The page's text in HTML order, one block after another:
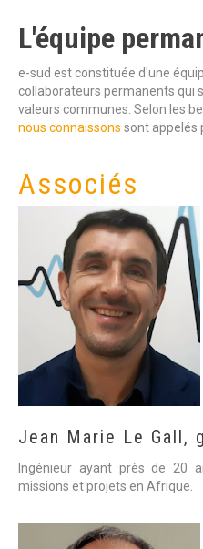
L'équipe
e-sud est constituée d'une
collaborateurs permanents qui
valeurs communes. Selon les
nous connaissons sont appelés
Associés
Jean Marie Le Gall,
Ingénieur ayant près de 20
missions et projets en Afrique.